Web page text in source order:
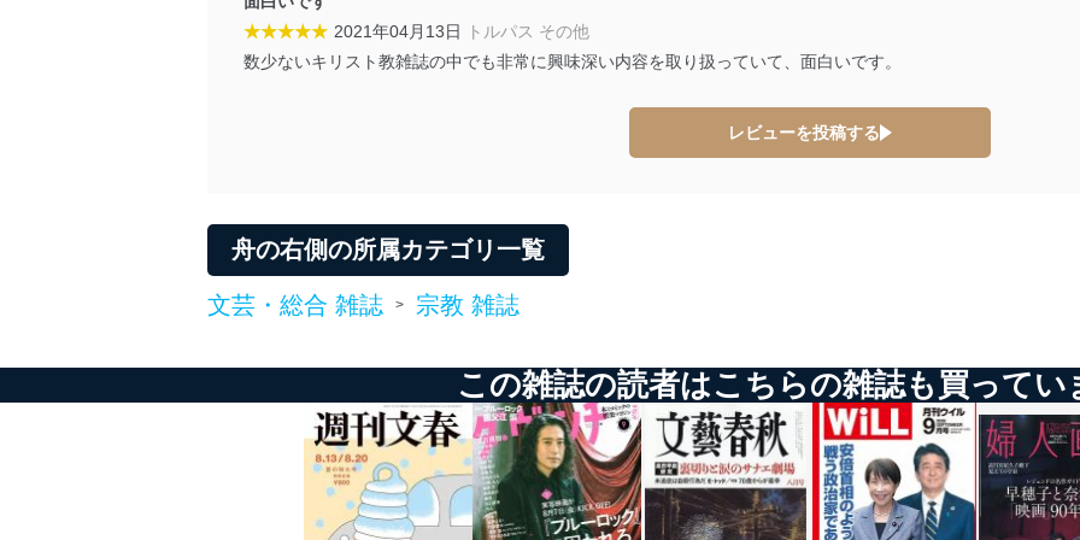
★★★★★ 2021年04月13日
トルパス その他
数少ないキリスト教雑誌の中でも非常に興味深い内容を取り扱っていて、面白いです。
レビューを投稿する
舟の右側の所属カテゴリ一覧
文芸・総合 雑誌 > 宗教 雑誌
この雑誌の読者はこちらの雑誌も買ってい